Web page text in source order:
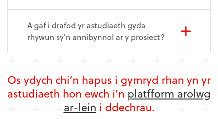
A gaf i drafod yr astudiaeth gyda
rhywun sy'n annibynnol ar y prosiect?
Os ydych chi’n hapus i gymryd rhan yn yr
astudiaeth hon ewch i’n platfform arolwg
ar-lein i ddechrau.